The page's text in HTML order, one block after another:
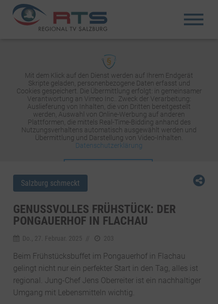
Mit dem Klick auf den Dienst werden auf Ihrem Endgerät
Skripte geladen, personenbezogene Daten erfasst und
Cookies gespeichert. Die Übermittlung erfolgt: in gemeinsamer
Verantwortung an Vimeo Inc.. Zweck der Verarbeitung:
Auslieferung von Inhalten, die von Dritten bereitgestellt
werden, Auswahl von Online-Werbung auf anderen
Plattformen, die mittels Real-Time-Bidding anhand des
Nutzungsverhaltens automatisch ausgewählt werden und
Übermittlung und Darstellung von Video-Inhalten.
Datenschutzerklärung
Salzburg schmeckt
GENUSSVOLLES FRÜHSTÜCK: DER
PONGAUERHOF IN FLACHAU
Do., 27. Februar. 2025 203
Beim Frühstücksbuffet im Pongauerhof in Flachau
gelingt nicht nur ein perfekter Start in den Tag, alles ist
regional. Jung-Chef Jens Oberreiter ist ein nachhaltiger
Umgang mit Lebensmitteln wichtig.